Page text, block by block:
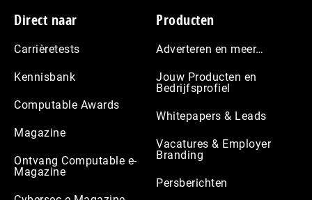
Footer
Direct naar
Carrièretests
Kennisbank
Computable Awards
Magazine
Ontvang Computable e-
Magazine
Producten
Adverteren en meer…
Jouw Producten en
Bedrijfsprofiel
Whitepapers & Leads
Vacatures & Employer
Branding
Persberichten